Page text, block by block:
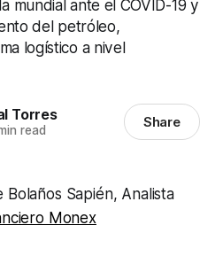
mundial ante el COVID-19 y
del petróleo,
logístico a nivel
Torres
read Share
Bolaños Sapién, Analista
Monex